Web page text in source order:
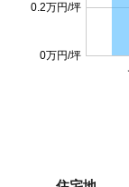
0万円/坪
0.2万円/坪